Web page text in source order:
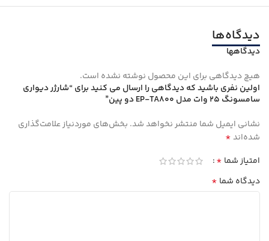
دیدگاه‌ها
دیدگاهها
هیچ دیدگاهی برای این محصول نوشته نشده است.
اولین نفری باشید که دیدگاهی را ارسال می کنید برای “شارژر دیواری
سامسونگ 25 وات مدل EP-TA800 دو پین”
نشانی ایمیل شما منتشر نخواهد شد. بخش‌های موردنیاز علامت‌گذاری
شده‌اند*
امتیاز شما *
دیدگاه شما *